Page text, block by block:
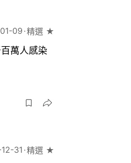
09 精選 ★
萬人感染
31 精選 ★